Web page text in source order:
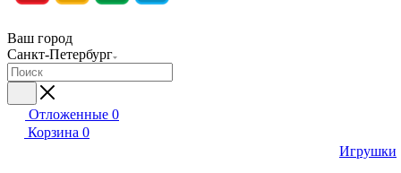
Ваш город
Санкт-Петербург
Отложенные 0
Корзина 0
Игрушки